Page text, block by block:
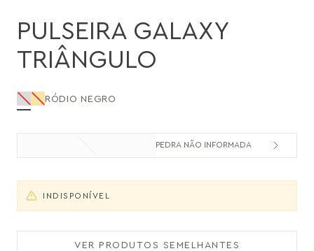
PULSEIRA GALAXY
TRIÂNGULO
RÓDIO NEGRO
PEDRA NÃO INFORMADA
INDISPONÍVEL
VER PRODUTOS SEMELHANTES